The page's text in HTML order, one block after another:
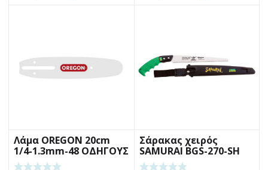
Λάμα OREGON 20cm
1/4-1.3mm-48 ΟΔΗΓΟΥΣ
Σάρακας χειρός
SAMURAI BGS-270-SH
27cm